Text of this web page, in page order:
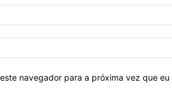
navegador para a próxima vez que eu